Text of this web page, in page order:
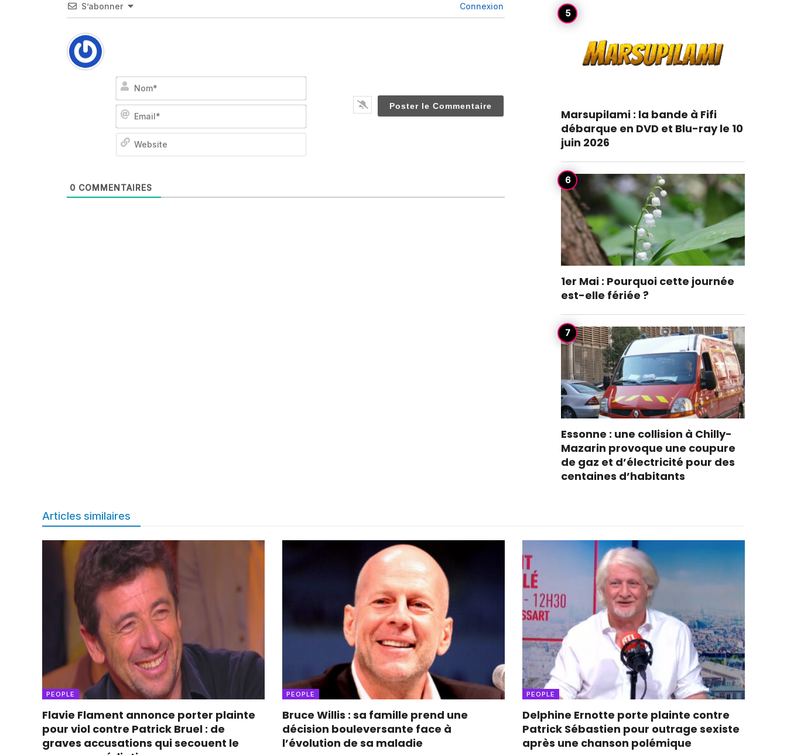
S’abonner Connexion
Nom*
Email*
Website
0 COMMENTAIRES
Marsupilami : la bande à Fifi
débarque en DVD et Blu-ray le 10
juin 2026
1er Mai : Pourquoi cette journée
est-elle fériée ?
Essonne : une collision à Chilly-
Mazarin provoque une coupure
de gaz et d’électricité pour des
centaines d’habitants
Articles similaires
PEOPLE
Flavie Flament annonce porter plainte
pour viol contre Patrick Bruel : de
graves accusations qui secouent le
PEOPLE
Bruce Willis : sa famille prend une
décision bouleversante face à
l’évolution de sa maladie
PEOPLE
Delphine Ernotte porte plainte contre
Patrick Sébastien pour outrage sexiste
après une chanson polémique